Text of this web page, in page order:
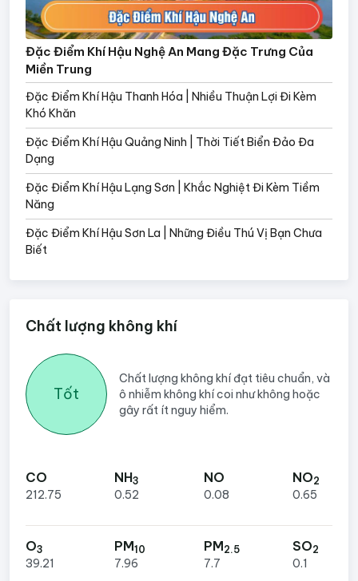
Đặc Điểm Khí Hậu Nghệ An Mang Đặc Trưng Của
Miền Trung
Đặc Điểm Khí Hậu Thanh Hóa | Nhiều Thuận Lợi Đi Kèm
Khó Khăn
Đặc Điểm Khí Hậu Quảng Ninh | Thời Tiết Biển Đảo Đa
Dạng
Đặc Điểm Khí Hậu Lạng Sơn | Khắc Nghiệt Đi Kèm Tiềm
Năng
Đặc Điểm Khí Hậu Sơn La | Những Điều Thú Vị Bạn Chưa
Biết
Chất lượng không khí
Tốt
Chất lượng không khí đạt tiêu chuẩn, và
ô nhiễm không khí coi như không hoặc
gây rất ít nguy hiểm.
CO
212.75
NH3
0.52
NO
0.08
NO2
0.65
O3
39.21
PM10
7.96
PM2.5
7.7
SO2
0.1